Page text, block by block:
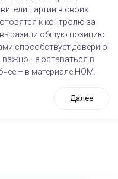
партий в своих
к контролю за
общую позицию:
способствует доверию
не оставаться в
– в материале НОМ.
Далее